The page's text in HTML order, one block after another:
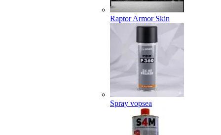
Raptor Armor Skin
Spray vopsea